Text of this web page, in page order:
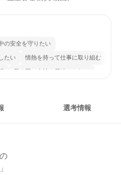
の安全を守りたい
たい 情熱を持って仕事に取り組む
長く同じ会社に居続けられる
選考情報